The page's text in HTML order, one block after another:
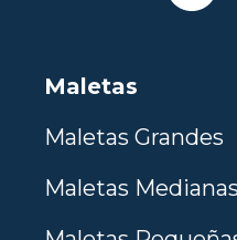
Maletas
Maletas Grandes
Maletas Medianas